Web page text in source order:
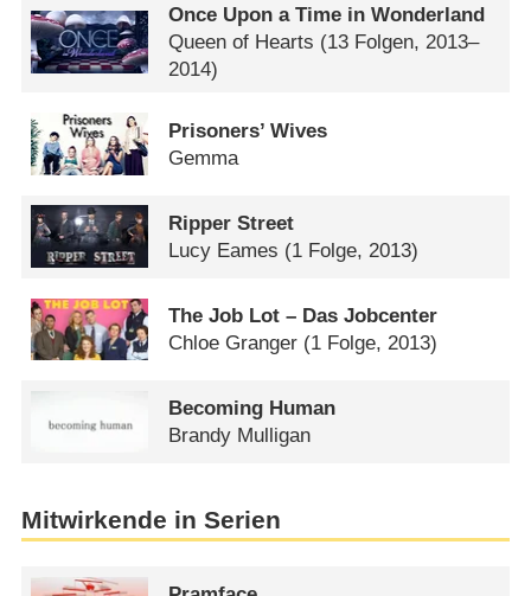
Once Upon a Time in Wonderland
Queen of Hearts (13 Folgen, 2013–
2014)
Prisoners’ Wives
Gemma
Ripper Street
Lucy Eames (1 Folge, 2013)
The Job Lot – Das Jobcenter
Chloe Granger (1 Folge, 2013)
Becoming Human
Brandy Mulligan
Mitwirkende in Serien